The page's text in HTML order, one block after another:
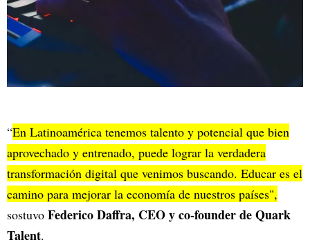
“En Latinoamérica tenemos talento y potencial que bien
aprovechado y entrenado, puede lograr la verdadera
transformación digital que venimos buscando. Educar es el
camino para mejorar la economía de nuestros países",
sostuvo Federico Daffra, CEO y co-founder de Quark
Talent.